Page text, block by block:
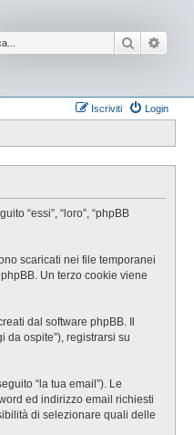
Cerca
Login
Iscriviti
“essi”, “loro”, “phpBB
scaricati nei file temporanei
Un terzo cookie viene
dal software phpBB. Il
da ospite”), registrarsi su
“la tua email”). Le
ed indirizzo email richiesti
di selezionare quali delle